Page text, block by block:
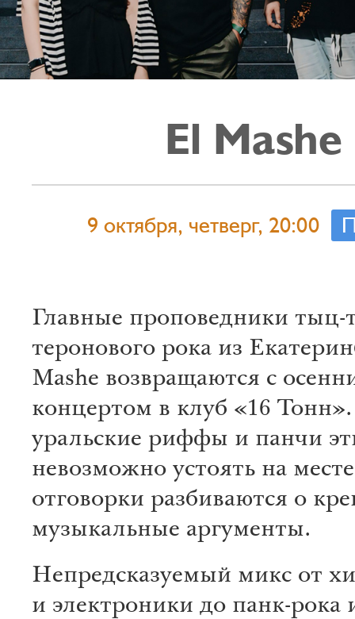
El Mashe
9 октября, четверг, 20:00
Главные проповедники тыц-
теронового рока из
Mashe возвращаются с
концертом в клуб «16
уральские риффы и панчи
невозможно устоять на
отговорки разбиваются о
музыкальные аргументы.
Непредсказуемый микс от
и электроники до панк-рока